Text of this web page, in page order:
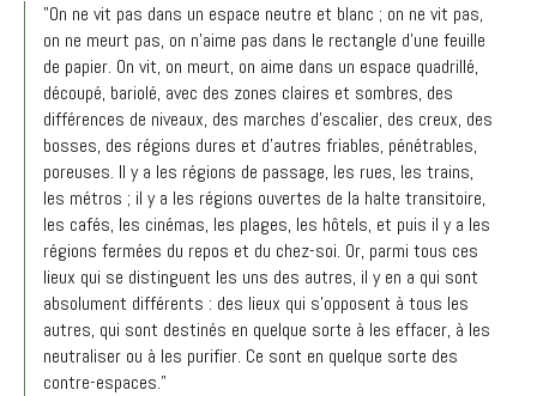
"On ne vit pas dans un espace neutre et blanc ; on ne vit pas,
on ne meurt pas, on n'aime pas dans le rectangle d'une feuille
de papier. On vit, on meurt, on aime dans un espace quadrillé,
découpé, bariolé, avec des zones claires et sombres, des
différences de niveaux, des marches d'escalier, des creux, des
bosses, des régions dures et d'autres friables, pénétrables,
poreuses. Il y a les régions de passage, les rues, les trains,
les métros ; il y a les régions ouvertes de la halte transitoire,
les cafés, les cinémas, les plages, les hôtels, et puis il y a les
régions fermées du repos et du chez-soi. Or, parmi tous ces
lieux qui se distinguent les uns des autres, il y en a qui sont
absolument différents : des lieux qui s'opposent à tous les
autres, qui sont destinés en quelque sorte à les effacer, à les
neutraliser ou à les purifier. Ce sont en quelque sorte des
contre-espaces."